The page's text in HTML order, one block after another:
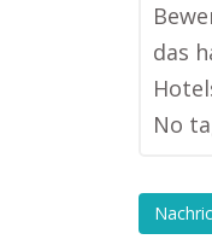
das
No